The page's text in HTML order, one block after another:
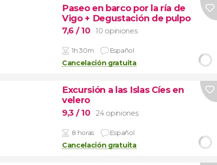
Paseo en barco por la ría de
Vigo + Degustación de pulpo
7,6 / 10 10 opiniones
1h 30m Español
Cancelación gratuita
Excursión a las Islas Cíes en
velero
9,3 / 10 24 opiniones
8 horas Español
Cancelación gratuita